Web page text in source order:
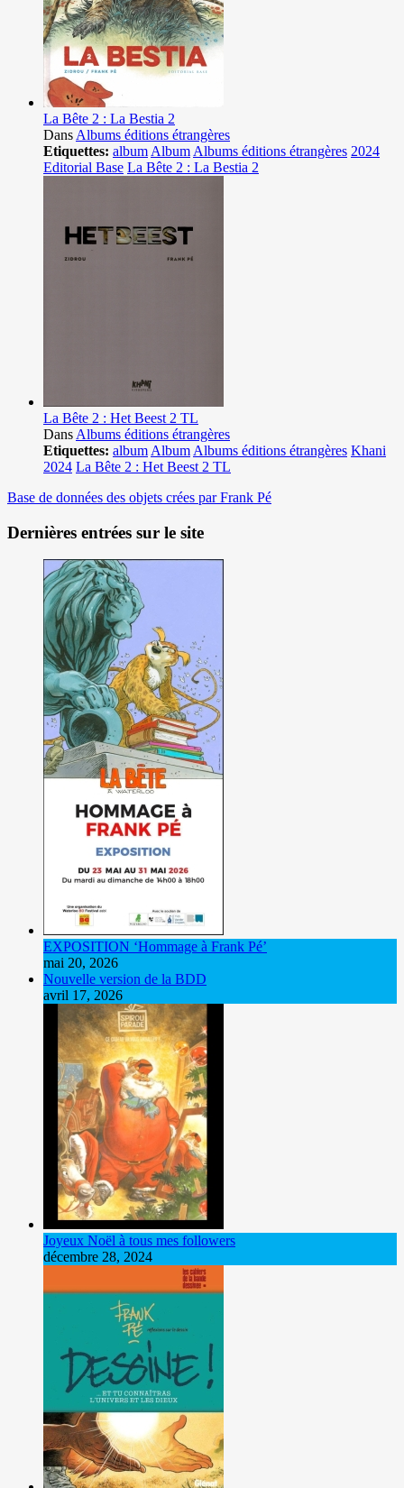
La Bête 2 : La Bestia 2
Dans Albums éditions étrangères
Etiquettes: album Album Albums éditions étrangères 2024
Editorial Base La Bête 2 : La Bestia 2
La Bête 2 : Het Beest 2 TL
Dans Albums éditions étrangères
Etiquettes: album Album Albums éditions étrangères Khani
2024 La Bête 2 : Het Beest 2 TL
Base de données des objets crées par Frank Pé
Dernières entrées sur le site
EXPOSITION ‘Hommage à Frank Pé’
mai 20, 2026
Nouvelle version de la BDD
avril 17, 2026
Joyeux Noël à tous mes followers
décembre 28, 2024